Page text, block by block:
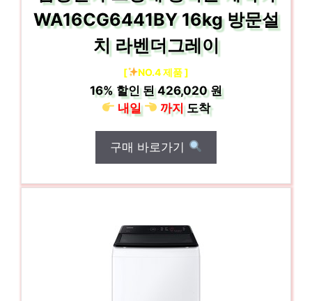
WA16CG6441BY 16kg 방문설
치 라벤더그레이
[ NO.4 제품 ]
16% 할인 된426,020 원
내일
까지도착
구매 바로가기